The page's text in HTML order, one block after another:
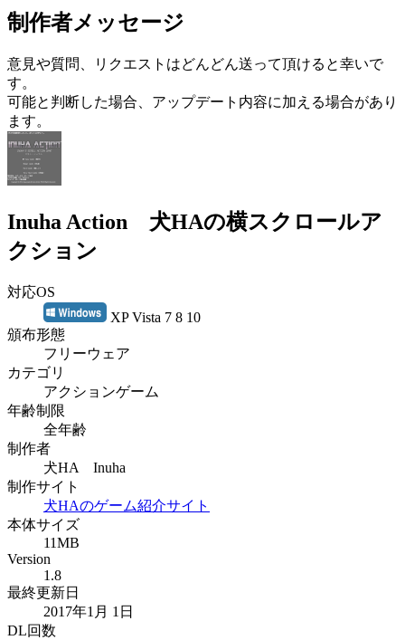
制作者メッセージ
意見や質問、リクエストはどんどん送って頂けると幸いで
す。
可能と判断した場合、アップデート内容に加える場合があり
ます。
Inuha Action 犬HAの横スクロールア
クション
対応OS
XP Vista 7 8 10
頒布形態
フリーウェア
カテゴリ
アクションゲーム
年齢制限
全年齢
制作者
犬HA Inuha
制作サイト
犬HAのゲーム紹介サイト
本体サイズ
11MB
Version
1.8
最終更新日
2017年1月 1日
DL回数